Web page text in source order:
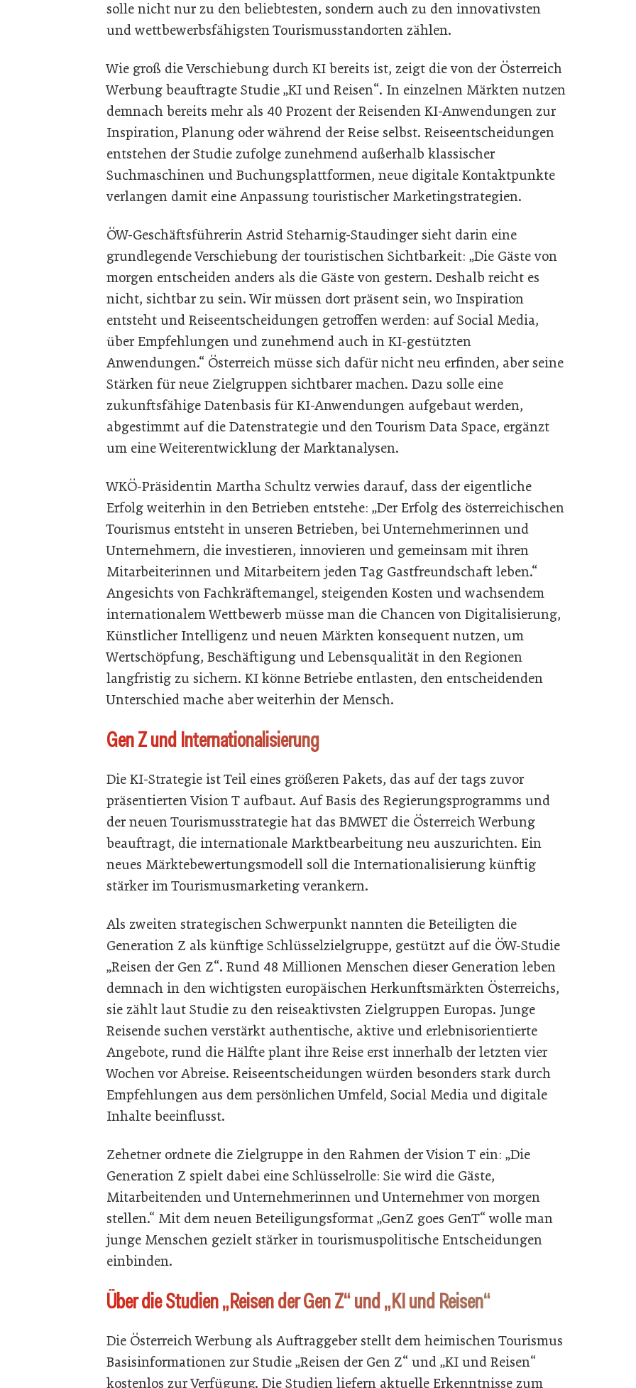
solle nicht nur zu den beliebtesten, sondern auch zu den innovativsten
und wettbewerbsfähigsten Tourismusstandorten zählen.
Wie groß die Verschiebung durch KI bereits ist, zeigt die von der Österreich
Werbung beauftragte Studie „KI und Reisen“. In einzelnen Märkten nutzen
demnach bereits mehr als 40 Prozent der Reisenden KI-Anwendungen zur
Inspiration, Planung oder während der Reise selbst. Reiseentscheidungen
entstehen der Studie zufolge zunehmend außerhalb klassischer
Suchmaschinen und Buchungsplattformen, neue digitale Kontaktpunkte
verlangen damit eine Anpassung touristischer Marketingstrategien.
ÖW-Geschäftsführerin Astrid Steharnig-Staudinger sieht darin eine
grundlegende Verschiebung der touristischen Sichtbarkeit: „Die Gäste von
morgen entscheiden anders als die Gäste von gestern. Deshalb reicht es
nicht, sichtbar zu sein. Wir müssen dort präsent sein, wo Inspiration
entsteht und Reiseentscheidungen getroffen werden: auf Social Media,
über Empfehlungen und zunehmend auch in KI-gestützten
Anwendungen.“ Österreich müsse sich dafür nicht neu erfinden, aber seine
Stärken für neue Zielgruppen sichtbarer machen. Dazu solle eine
zukunftsfähige Datenbasis für KI-Anwendungen aufgebaut werden,
abgestimmt auf die Datenstrategie und den Tourism Data Space, ergänzt
um eine Weiterentwicklung der Marktanalysen.
WKÖ-Präsidentin Martha Schultz verwies darauf, dass der eigentliche
Erfolg weiterhin in den Betrieben entstehe: „Der Erfolg des österreichischen
Tourismus entsteht in unseren Betrieben, bei Unternehmerinnen und
Unternehmern, die investieren, innovieren und gemeinsam mit ihren
Mitarbeiterinnen und Mitarbeitern jeden Tag Gastfreundschaft leben.“
Angesichts von Fachkräftemangel, steigenden Kosten und wachsendem
internationalem Wettbewerb müsse man die Chancen von Digitalisierung,
Künstlicher Intelligenz und neuen Märkten konsequent nutzen, um
Wertschöpfung, Beschäftigung und Lebensqualität in den Regionen
langfristig zu sichern. KI könne Betriebe entlasten, den entscheidenden
Unterschied mache aber weiterhin der Mensch.
Gen Z und Internationalisierung
Die KI-Strategie ist Teil eines größeren Pakets, das auf der tags zuvor
präsentierten Vision T aufbaut. Auf Basis des Regierungsprogramms und
der neuen Tourismusstrategie hat das BMWET die Österreich Werbung
beauftragt, die internationale Marktbearbeitung neu auszurichten. Ein
neues Märktebewertungsmodell soll die Internationalisierung künftig
stärker im Tourismusmarketing verankern.
Als zweiten strategischen Schwerpunkt nannten die Beteiligten die
Generation Z als künftige Schlüsselzielgruppe, gestützt auf die ÖW-Studie
„Reisen der Gen Z“. Rund 48 Millionen Menschen dieser Generation leben
demnach in den wichtigsten europäischen Herkunftsmärkten Österreichs,
sie zählt laut Studie zu den reiseaktivsten Zielgruppen Europas. Junge
Reisende suchen verstärkt authentische, aktive und erlebnisorientierte
Angebote, rund die Hälfte plant ihre Reise erst innerhalb der letzten vier
Wochen vor Abreise. Reiseentscheidungen würden besonders stark durch
Empfehlungen aus dem persönlichen Umfeld, Social Media und digitale
Inhalte beeinflusst.
Zehetner ordnete die Zielgruppe in den Rahmen der Vision T ein: „Die
Generation Z spielt dabei eine Schlüsselrolle: Sie wird die Gäste,
Mitarbeitenden und Unternehmerinnen und Unternehmer von morgen
stellen.“ Mit dem neuen Beteiligungsformat „GenZ goes GenT“ wolle man
junge Menschen gezielt stärker in tourismuspolitische Entscheidungen
einbinden.
Über die Studien „Reisen der Gen Z“ und „KI und Reisen“
Die Österreich Werbung als Auftraggeber stellt dem heimischen Tourismus
Basisinformationen zur Studie „Reisen der Gen Z“ und „KI und Reisen“
kostenlos zur Verfügung. Die Studien liefern aktuelle Erkenntnisse zum